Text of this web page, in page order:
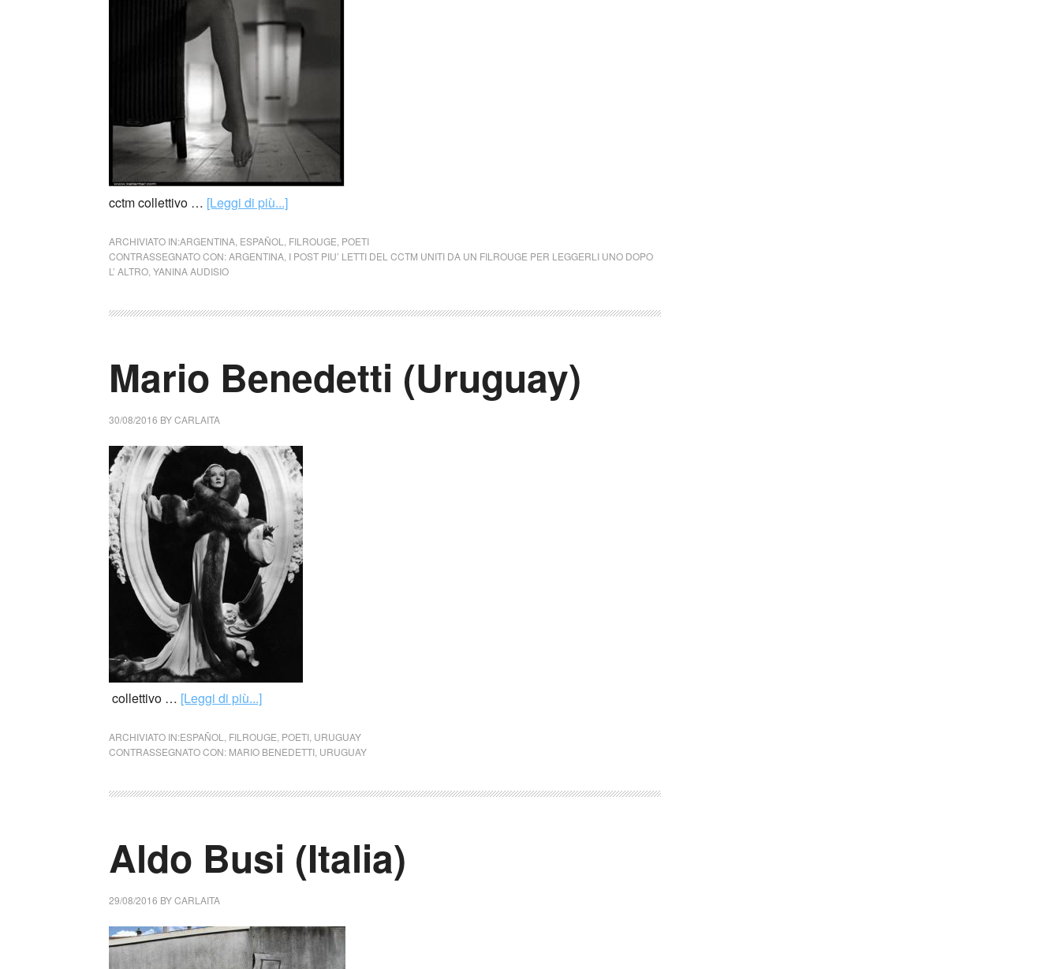
cctm collettivo … [Leggi di più...]
ARCHIVIATO IN:ARGENTINA ESPAÑOL FILROUGE POETI
CONTRASSEGNATO CON:ARGENTINA I POST PIU’ LETTI DEL CCTM UNITI DA UN FILROUGE PER LEGGERLI UNO DOPO
L’ ALTRO YANINA AUDISIO
Mario Benedetti (Uruguay)
30/08/2016 BYCARLAITA
collettivo … [Leggi di più...]
ARCHIVIATO IN:ESPAÑOL FILROUGE POETI URUGUAY
CONTRASSEGNATO CON: MARIO BENEDETTI URUGUAY
Aldo Busi (Italia)
29/08/2016 BYCARLAITA